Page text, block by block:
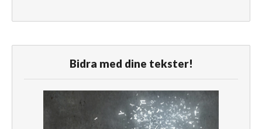
Bidra med dine tekster!